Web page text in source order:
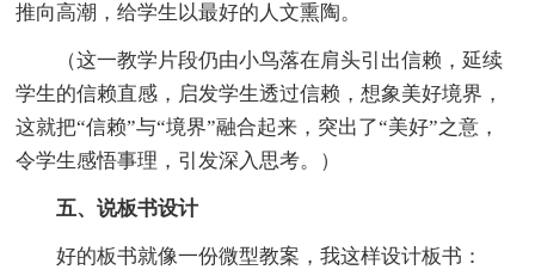
推向高潮，给学生以最好的人文熏陶。
（这一教学片段仍由小鸟落在肩头引出信赖，延续
学生的信赖直感，启发学生透过信赖，想象美好境界，
这就把“信赖”与“境界”融合起来，突出了“美好”之意，
令学生感悟事理，引发深入思考。）
五、说板书设计
好的板书就像一份微型教案，我这样设计板书：